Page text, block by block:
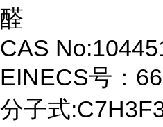
醛
CAS
EINECS号：
分子式